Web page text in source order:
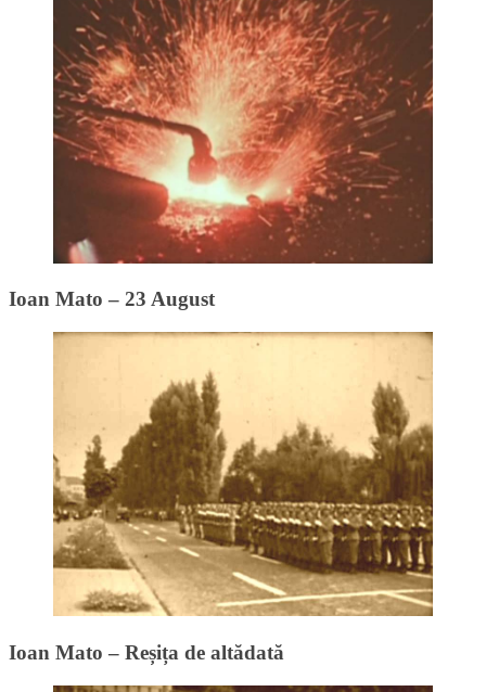
Ioan Mato – 23 August
Ioan Mato – Reșița de altădată